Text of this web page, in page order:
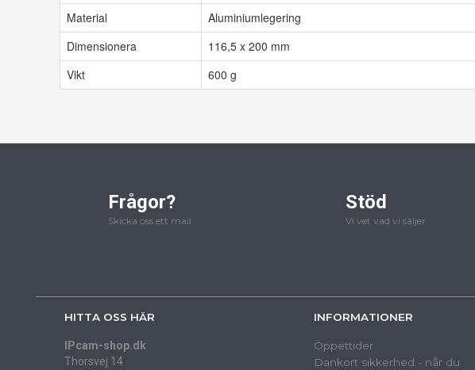
Material
Aluminiumlegering
Dimensionera
116,5 x 200 mm
Vikt
600 g
Frågor?
Skicka oss ett mail
Stöd
Vi vet vad vi säljer
HITTA OSS HÄR
IPcam-shop.dk
Thorsvej 14
INFORMATIONER
Öppettider
Dankort sikkerhed - når du